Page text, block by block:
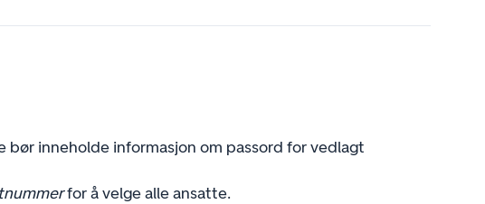
inneholde informasjon om passord for vedlagt
for å velge alle ansatte.